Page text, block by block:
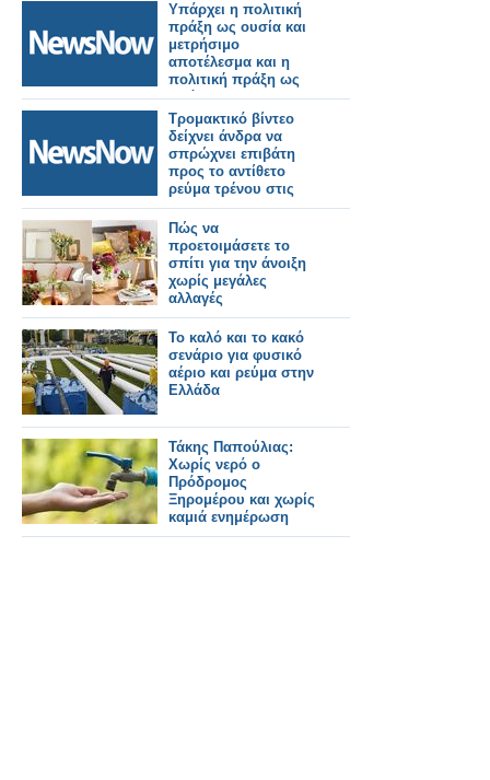
Υπάρχει η πολιτική
πράξη ως ουσία και
μετρήσιμο
αποτέλεσμα και η
πολιτική πράξη ως
πρόσκαιρες
εντυπώσεις μέσω
διαστρέβλωσης των
γεγονότων και της
πραγματικότητας,
χωρίς κανένα
μετρήσιμο
αποτέλεσμα, απλά για
ατομική εξύψωση και
στιγμιαία
ικανοποίηση.
Τρομακτικό βίντεο
δείχνει άνδρα να
σπρώχνει επιβάτη
προς το αντίθετο
ρεύμα τρένου στις
ΗΠΑ.
Πώς να
προετοιμάσετε το
σπίτι για την άνοιξη
χωρίς μεγάλες
αλλαγές
Το καλό και το κακό
σενάριο για φυσικό
αέριο και ρεύμα στην
Ελλάδα
Τάκης Παπούλιας:
Χωρίς νερό ο
Πρόδρομος
Ξηρομέρου και χωρίς
καμιά ενημέρωση